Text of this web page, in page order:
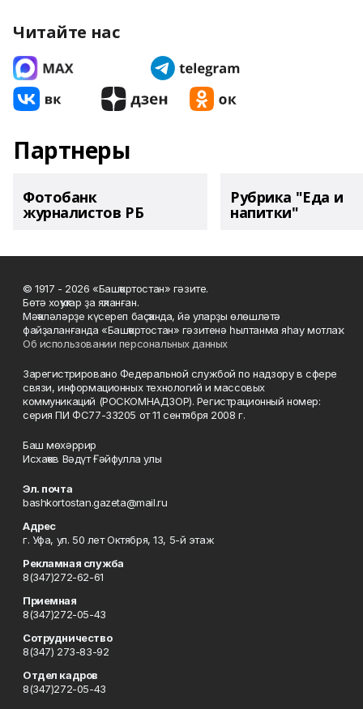
Читайте нас
Партнеры
Фотобанк
журналистов РБ
Рубрика "Еда и
напитки"
© 1917 - 2026 «Башҡортостан» гәзите.
Бөтә хоҡуҡтар ҙа яҡланған.
Мәҡәләләрҙе күсереп баҫҡанда, йә уларҙы өлөшләтә
файҙаланғанда «Башҡортостан» гәзитенә һылтанма яһау мотлаҡ.
Об использовании персональных данных
Зарегистрировано Федеральной службой по надзору в сфере
связи, информационных технологий и массовых
коммуникаций (РОСКОМНАДЗОР). Регистрационный номер:
серия ПИ ФС77-33205 от 11 сентября 2008 г.
Баш мөхәррир
Исхаҡов Вәдүт Ғәйфулла улы
Эл. почта
bashkortostan.gazeta@mail.ru
Адрес
г. Уфа, ул. 50 лет Октября, 13, 5-й этаж
Рекламная служба
8(347)272-62-61
Приемная
8(347)272-05-43
Сотрудничество
8(347) 273-83-92
Отдел кадров
8(347)272-05-43